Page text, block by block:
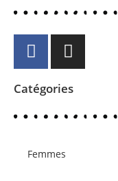
Catégories
Femmes